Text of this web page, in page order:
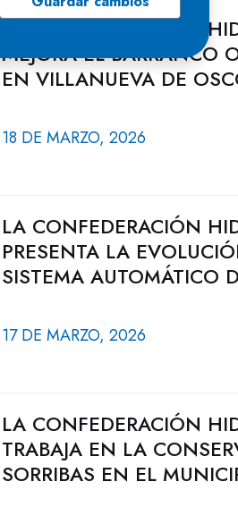
LA CONFEDERACIÓN
MEJORA EL BARRANCO
EN VILLANUEVA DE
18 DE MARZO, 2026
LA CONFEDERACIÓN
PRESENTA LA
SISTEMA AUTOMÁTICO
17 DE MARZO, 2026
LA CONFEDERACIÓN
TRABAJA EN LA
SORRIBAS EN EL